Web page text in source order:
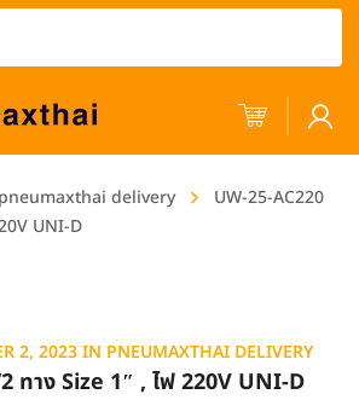
pneumaxthai delivery
UW-25-AC220
UNI-D
2, 2023IN PNEUMAXTHAI DELIVERY
ทาง Size 1″ , ไฟ 220V UNI-D